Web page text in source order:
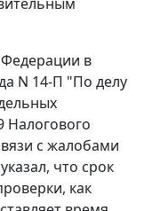
в
N 14-П "По делу
Налогового
с жалобами
что срок
как